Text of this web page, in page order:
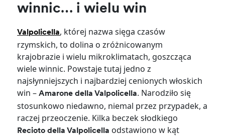
winnic… i wielu win
Valpolicella, której nazwa sięga czasów
rzymskich, to dolina o zróżnicowanym
krajobrazie i wielu mikroklimatach, goszcząca
wiele winnic. Powstaje tutaj jedno z
najsłynniejszych i najbardziej cenionych włoskich
win –Amarone della Valpolicella. Narodziło się
stosunkowo niedawno, niemal przez przypadek, a
raczej przeoczenie. Kilka beczek słodkiego
Recioto della Valpolicella odstawiono w kąt